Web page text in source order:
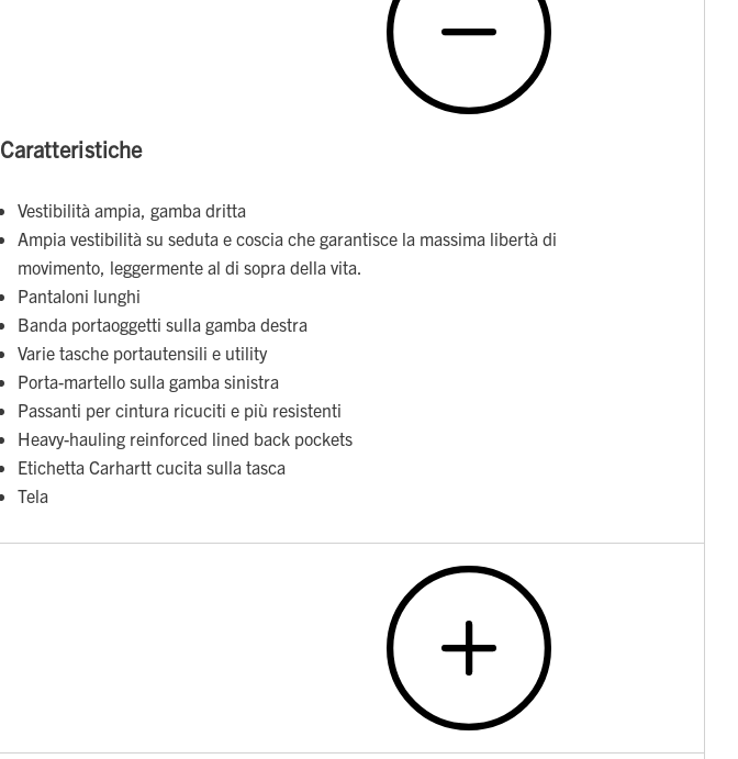
Caratteristiche
Vestibilità ampia, gamba dritta
Ampia vestibilità su seduta e coscia che garantisce la massima libertà di
movimento, leggermente al di sopra della vita.
Pantaloni lunghi
Banda portaoggetti sulla gamba destra
Varie tasche portautensili e utility
Porta-martello sulla gamba sinistra
Passanti per cintura ricuciti e più resistenti
Heavy-hauling reinforced lined back pockets
Etichetta Carhartt cucita sulla tasca
Tela